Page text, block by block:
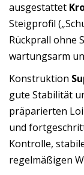
ausgestattet
Steigprofil
Rückprall ohne
wartungsarm
Konstruktion
gute Stabilität
präparierten
und
Kontrolle,
regelmäßigen